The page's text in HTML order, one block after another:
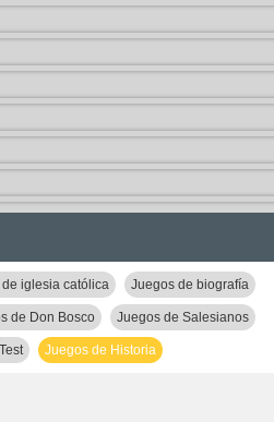
iglesia católica Juegos de biografía
de Don Bosco Juegos de Salesianos
Juegos de Historia